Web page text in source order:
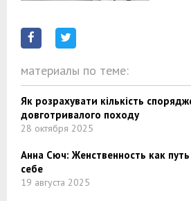
материалы по теме:
Як розрахувати кількість
довготривалого походу
28 октября 2025
Анна Сюч: Женственность как
себе
19 августа 2025